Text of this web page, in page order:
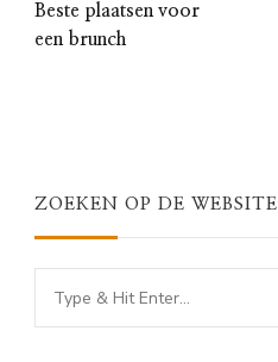
Beste plaatsen voor
een brunch
ZOEKEN OP DE WEBSITE
Looking
for